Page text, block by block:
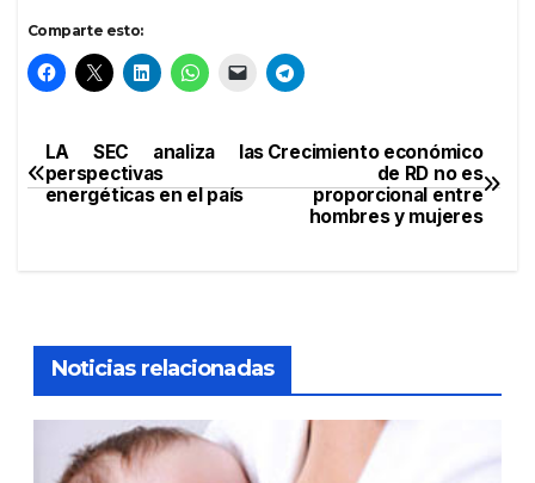
Comparte esto:
Navegación
de
Crecimiento económico
de RD no es
proporcional entre
hombres y mujeres
LA SEC analiza las
perspectivas
energéticas en el país
Noticias relacionadas